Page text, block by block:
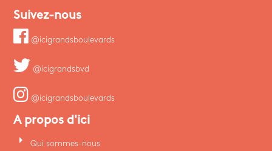
Suivez-nous
@icigrandsboulevards
@icigrandsbvd
@icigrandsboulevards
A propos d'ici
arrow_right Qui sommes-nous